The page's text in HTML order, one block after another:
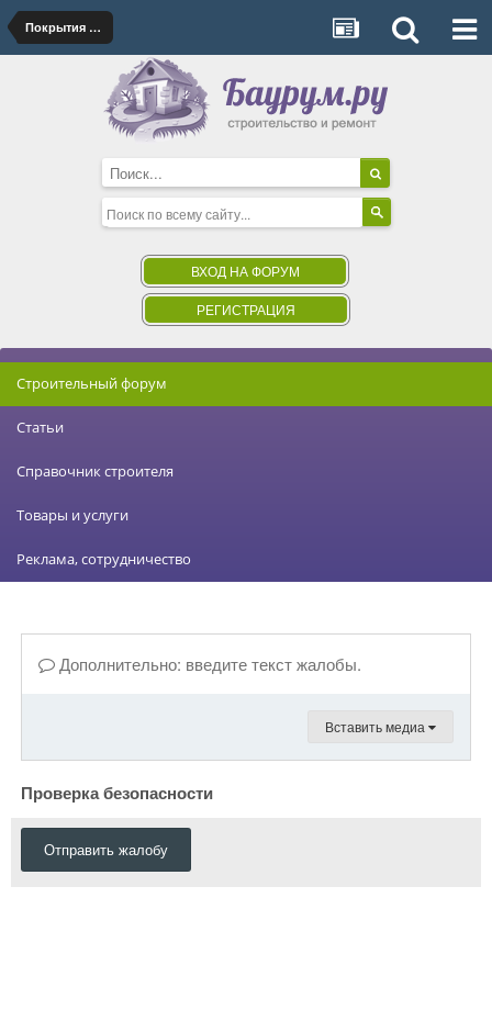
Покрытия для полов
ВХОД НА ФОРУМ
РЕГИСТРАЦИЯ
Строительный форум
Статьи
Справочник строителя
Товары и услуги
Реклама, сотрудничество
Дополнительно: введите текст жалобы.
Вставить медиа
Проверка безопасности
Отправить жалобу